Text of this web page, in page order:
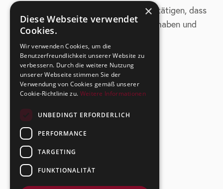
Auf unserer Bestellung müssen Sie bestätigen, dass
Sie diese Sicherheitshinweise gelesen haben und
damit einverstanden sind.
×
Diese Webseite verwendet
Cookies.
Wir verwenden Cookies, um die
Benutzerfreundlichkeit unserer Website zu
verbessern. Durch die weitere Nutzung
unserer Webseite stimmen Sie der
Verwendung von Cookies gemäß unserer
Cookie-Richtlinie zu. Weitere Informationen
UNBEDINGT ERFORDERLICH
PERFORMANCE
TARGETING
FUNKTIONALITÄT